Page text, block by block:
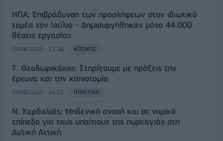
ΗΠΑ: Επιβράδυνση των προσλήψεων στον ιδιωτικό
τομέα τον Ιούλιο - Δημιουργήθηκαν μόνο 44.000
θέσεις εργασίας
05/08/2026 - 17:16 ΚΟΣΜΟΣ
Τ. Θεοδωρικάκος: Στηρίζουμε με πράξεις την
έρευνα και την καινοτομία
05/08/2026 - 16:51 ΠΟΛΙΤΙΚΗ
Ν. Χαρδαλιάς: Μηδενική ανοχή και σε νομικό
επίπεδο για τους υπαίτιους της πυρκαγιάς στη
Δυτική Αττική